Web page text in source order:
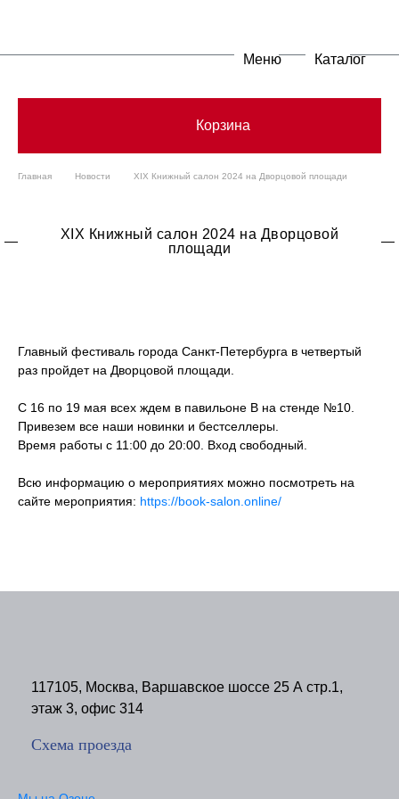
Меню Каталог
Корзина
Главная Новости XIX Книжный салон 2024 на Дворцовой площади
XIX Книжный салон 2024 на Дворцовой
площади
Главный фестиваль города Санкт-Петербурга в четвертый
раз пройдет на Дворцовой площади.
C 16 по 19 мая всех ждем в павильоне В на стенде №10.
Привезем все наши новинки и бестселлеры.
Время работы с 11:00 до 20:00. Вход свободный.
Всю информацию о мероприятиях можно посмотреть на
сайте мероприятия: https://book-salon.online/
117105, Москва, Варшавское шоссе 25 А стр.1,
этаж 3, офис 314
Схема проезда